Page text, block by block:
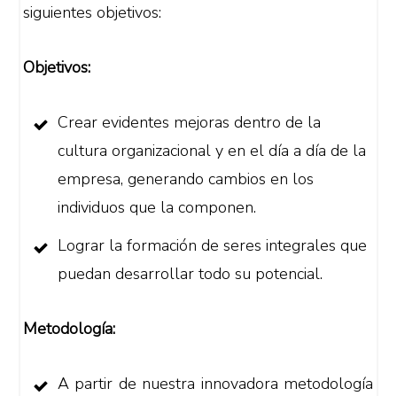
siguientes objetivos:
Objetivos:
Crear evidentes mejoras dentro de la
cultura organizacional y en el día a día de la
empresa, generando cambios en los
individuos que la componen.
Lograr la formación de seres integrales que
puedan desarrollar todo su potencial.
Metodología:
A partir de nuestra innovadora metodología